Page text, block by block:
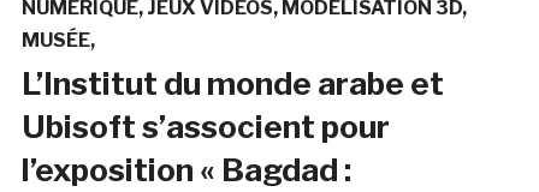
NUMÉRIQUE JEUX VIDÉOS MODÉLISATION 3D
MUSÉE
L’Institut du monde arabe et
Ubisoft s’associent pour
l’exposition « Bagdad :